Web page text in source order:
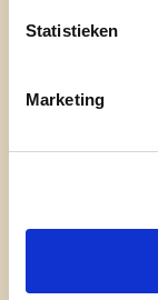
Statistieken
Marketing